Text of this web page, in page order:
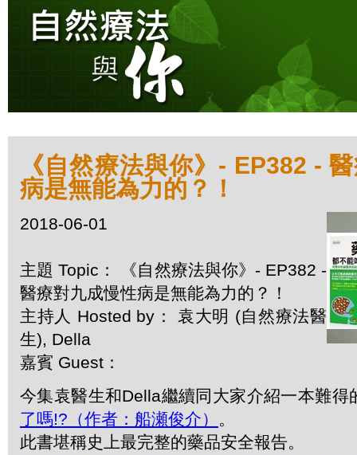
《自然療法與你》- EP382 -
病是無能為力的？！
2018-06-01
主題 Topic： 《自然療法與你》- EP382 -
醫療對九成慢性病是無能為力的？！
主持人 Hosted by： 袁大明 (自然療法醫
生), Della
嘉賓 Guest：
今集袁醫生和Della繼續同大家介紹一本難得
了嗎!?（作者：船瀬俊介） 。
此書堪稱史上最完整的藥品安全報告。